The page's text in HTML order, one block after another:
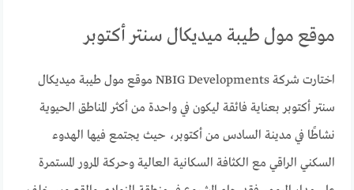
موقع مول طيبة ميديكال سنتر أكتوبر
اختارت شركة NBIG Developments موقع مول طيبة ميديكال
سنتر أكتوبر بعناية فائقة ليكون في واحدة من أكثر المناطق الحيوية
نشاطًا في مدينة السادس من أكتوبر، حيث يجتمع فيها الهدوء
السكني الراقي مع الكثافة السكانية العالية وحركة المرور المستمرة